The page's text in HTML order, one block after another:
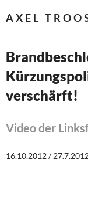
AXEL
Startseite
Leitlinien linker
verschärft!
Video der
16.10.2012 /